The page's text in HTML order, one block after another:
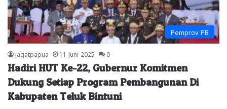
Pemprov PB
jagatpapua 11 Juni 2025 0
Hadiri HUT Ke-22, Gubernur Komitmen
Dukung Setiap Program Pembangunan Di
Kabupaten Teluk Bintuni